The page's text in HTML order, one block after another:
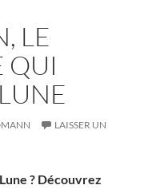
LE
QUI
LAISSER UN
? Découvrez